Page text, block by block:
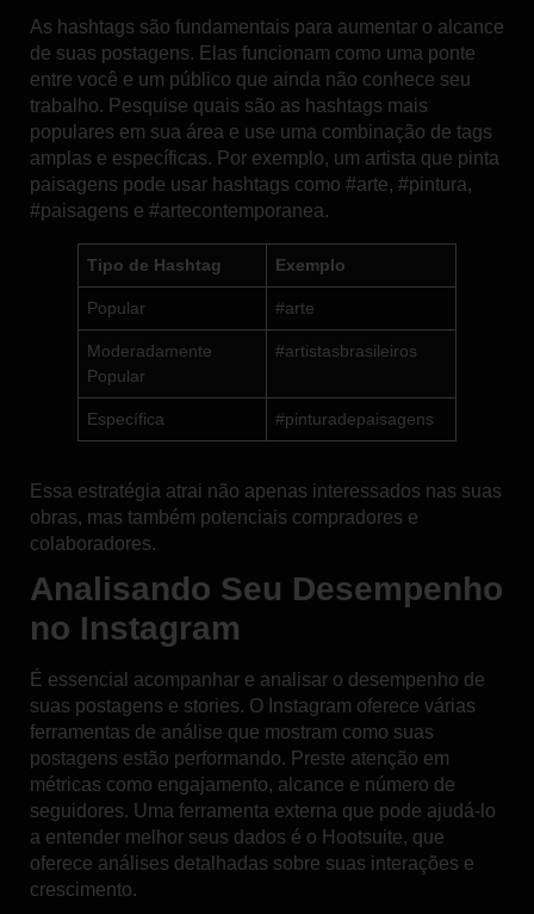
As hashtags são fundamentais para aumentar o alcance
de suas postagens. Elas funcionam como uma ponte
entre você e um público que ainda não conhece seu
trabalho. Pesquise quais são as hashtags mais
populares em sua área e use uma combinação de tags
amplas e específicas. Por exemplo, um artista que pinta
paisagens pode usar hashtags como #arte, #pintura,
#paisagens e #artecontemporanea.
Tipo de Hashtag Exemplo
Popular #arte
Moderadamente
Popular
#artistasbrasileiros
Específica #pinturadepaisagens
Essa estratégia atrai não apenas interessados nas suas
obras, mas também potenciais compradores e
colaboradores.
Analisando Seu Desempenho
no Instagram
É essencial acompanhar e analisar o desempenho de
suas postagens e stories. O Instagram oferece várias
ferramentas de análise que mostram como suas
postagens estão performando. Preste atenção em
métricas como engajamento, alcance e número de
seguidores. Uma ferramenta externa que pode ajudá-lo
a entender melhor seus dados é o Hootsuite, que
oferece análises detalhadas sobre suas interações e
crescimento.